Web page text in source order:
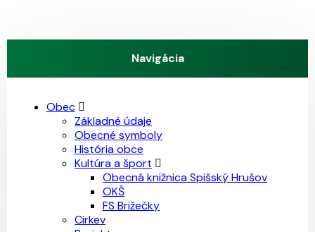
Navigácia
Obec
Základné údaje
Obecné symboly
História obce
Kultúra a šport
Obecná knižnica Spišský Hrušov
OKŠ
FS Brižečky
Cirkev